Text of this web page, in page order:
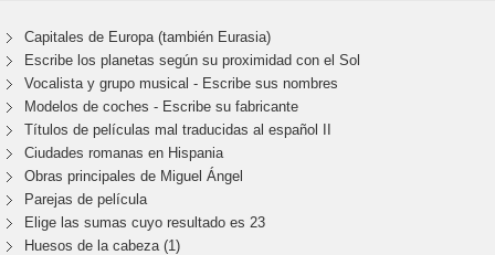
Capitales de Europa (también Eurasia)
Escribe los planetas según su proximidad con el Sol
Vocalista y grupo musical - Escribe sus nombres
Modelos de coches - Escribe su fabricante
Títulos de películas mal traducidas al español II
Ciudades romanas en Hispania
Obras principales de Miguel Ángel
Parejas de película
Elige las sumas cuyo resultado es 23
Huesos de la cabeza (1)